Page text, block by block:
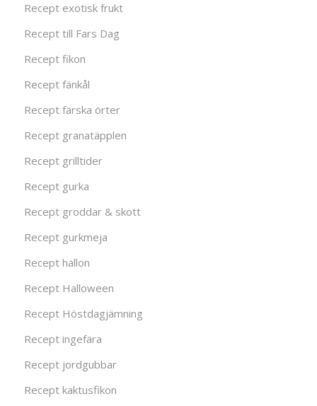
Recept exotisk frukt
Recept till Fars Dag
Recept fikon
Recept fänkål
Recept färska örter
Recept granatäpplen
Recept grilltider
Recept gurka
Recept groddar & skott
Recept gurkmeja
Recept hallon
Recept Halloween
Recept Höstdagjämning
Recept ingefära
Recept jordgubbar
Recept kaktusfikon